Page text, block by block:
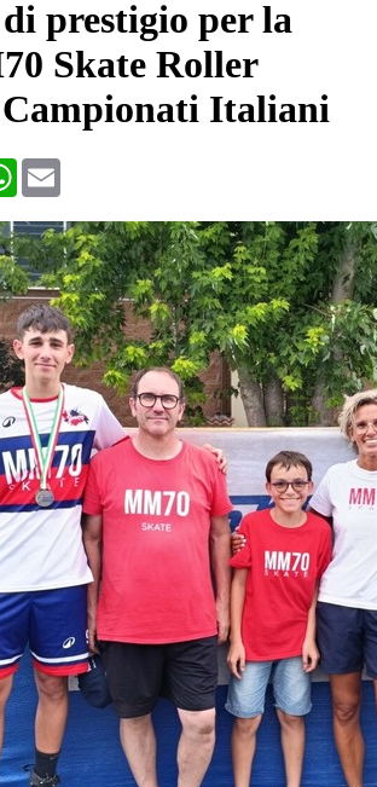
prestigio per la
Skate Roller
Italiani
WhatsApp